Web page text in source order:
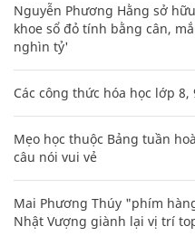
Nguyễn Phương Hằng sở
khoe sổ đỏ tính bằng cân,
nghìn tỷ'
Các công thức hóa học lớp
Mẹo học thuộc Bảng tuần
câu nói vui vẻ
Mai Phương Thúy "phím
Nhật Vượng giành lại vị trí